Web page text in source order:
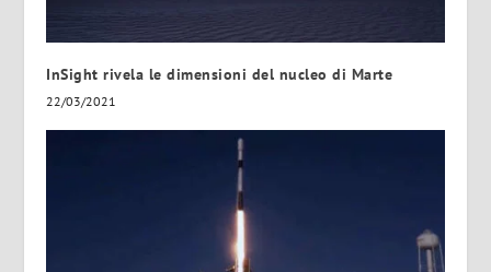
InSight rivela le dimensioni del nucleo di Marte
22/03/2021